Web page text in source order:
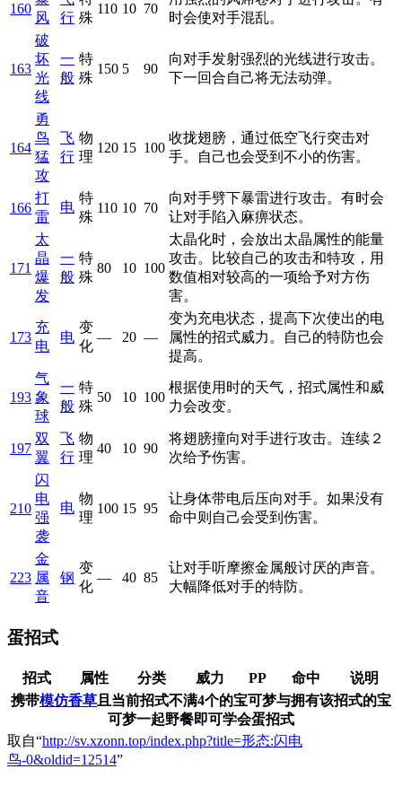
160
风
行 殊
110 10 70
时会使对手混乱。
163
破
坏
光
线
一
般
特
殊
150 5 90
向对手发射强烈的光线进行攻击。
下一回合自己将无法动弹。
164
勇
鸟
猛
攻
飞
行
物
理
120 15 100
收拢翅膀，通过低空飞行突击对
手。自己也会受到不小的伤害。
166
打
雷
电
特
殊
110 10 70
向对手劈下暴雷进行攻击。有时会
让对手陷入麻痹状态。
171
太
晶
爆
发
一
般
特
殊
80 10 100
太晶化时，会放出太晶属性的能量
攻击。比较自己的攻击和特攻，用
数值相对较高的一项给予对方伤
害。
173
充
电
电
变
化
— 20 —
变为充电状态，提高下次使出的电
属性的招式威力。自己的特防也会
提高。
193
气
象
球
一
般
特
殊
50 10 100
根据使用时的天气，招式属性和威
力会改变。
197
双
翼
飞
行
物
理
40 10 90
将翅膀撞向对手进行攻击。连续２
次给予伤害。
210
闪
电
强
袭
电
物
理
100 15 95
让身体带电后压向对手。如果没有
命中则自己会受到伤害。
223
金
属
音
钢
变
化
— 40 85
让对手听摩擦金属般讨厌的声音。
大幅降低对手的特防。
蛋招式
招式 属性 分类 威力 PP 命中
说明
携带模仿香草 且当前招式不满4个的宝可梦与拥有该招式的宝
可梦一起野餐即可学会蛋招式
取自“http://sv.xzonn.top/index.php?title=形态:闪电
鸟-0&oldid=12514”